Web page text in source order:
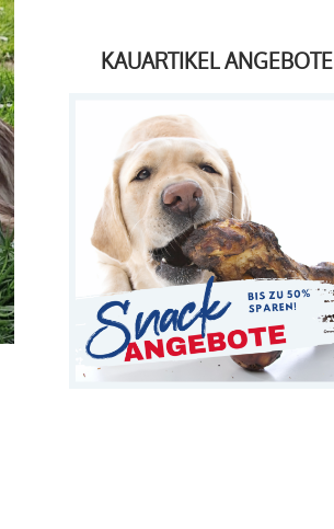
KAUARTIKEL ANGEBOTE